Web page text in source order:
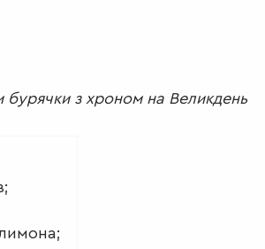
бурячки з хроном на Великдень